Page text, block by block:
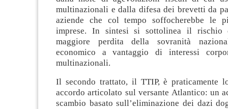
multinazionali e dalla difesa dei brevetti da
aziende che col tempo soffocherebbe le
imprese. In sintesi si sottolinea il rischio
maggiore perdita della sovranità
economico a vantaggio di interessi
multinazionali.
Il secondo trattato, il TTIP, è praticamente
accordo articolato sul versante Atlantico: un
scambio basato sull’eliminazione dei dazi